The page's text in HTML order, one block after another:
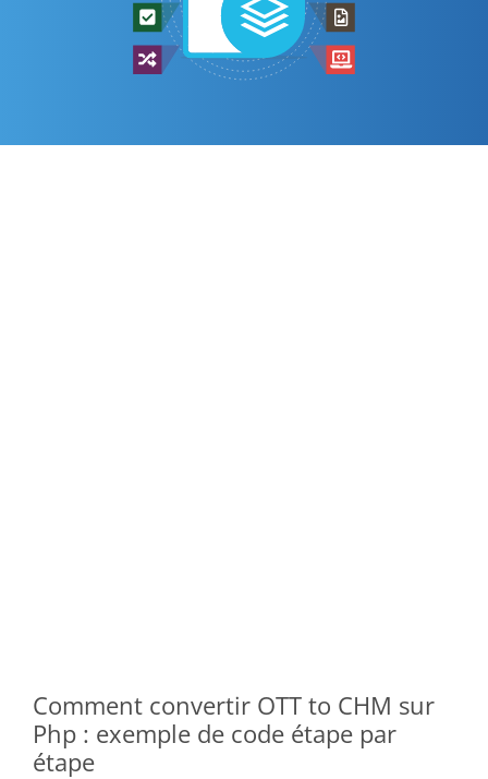
Comment convertir OTT to CHM sur
Php : exemple de code étape par
étape